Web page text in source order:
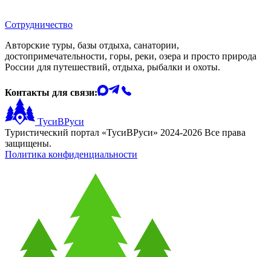
Сотрудничество
Авторские туры, базы отдыха, санатории,
достопримечательности, горы, реки, озера и просто природа
России для путешествий, отдыха, рыбалки и охоты.
Контакты для связи:
ТусиВРуси
Туристический портал «ТусиВРуси» 2024-2026 Все права
защищены.
Политика конфиденциальности